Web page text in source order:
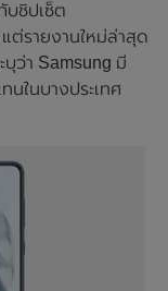
บชิปเซ็ต
ต่รายงานใหม่ล่าสุด
บุว่า Samsung มี
นในบางประเทศ